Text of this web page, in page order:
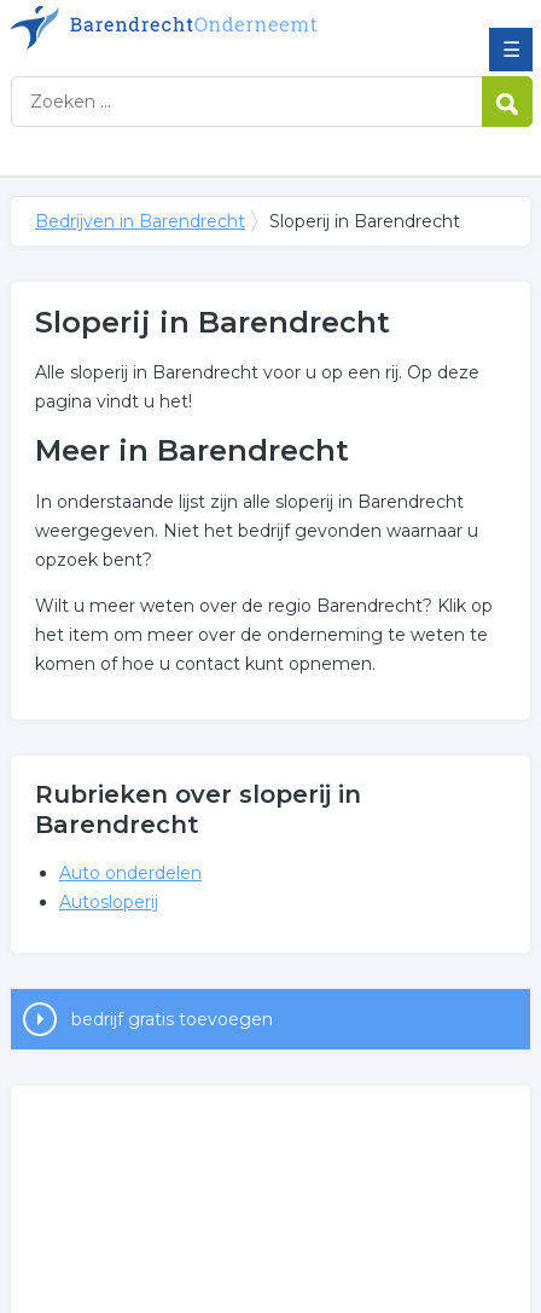
☰
Bedrijven in Barendrecht Sloperij in Barendrecht
Sloperij in Barendrecht
Alle sloperij in Barendrecht voor u op een rij. Op deze
pagina vindt u het!
Meer in Barendrecht
In onderstaande lijst zijn alle sloperij in Barendrecht
weergegeven. Niet het bedrijf gevonden waarnaar u
opzoek bent?
Wilt u meer weten over de regio Barendrecht? Klik op
het item om meer over de onderneming te weten te
komen of hoe u contact kunt opnemen.
Rubrieken over sloperij in
Barendrecht
Auto onderdelen
Autosloperij
bedrijf gratis toevoegen